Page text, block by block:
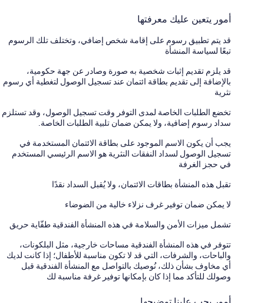
أمور يتعين عليك معرفتها
قد يتم تطبيق رسوم على إقامة شخص إضافي، وتختلف تلك الرسوم
تبعًا لسياسة المنشأة
قد يلزم تقديم إثبات شخصية به صورة وصادر عن جهة حكومية،
بالإضافة إلى تقديم بطاقة ائتمان عند تسجيل الوصول لتغطية أي رسوم
نثرية
تخضع الطلبات الخاصة لمدى التوفر وقت تسجيل الوصول، وقد تستلزم
سداد رسوم إضافية، ولا يمكن ضمان تلبية الطلبات الخاصة.
يجب أن يكون الاسم الموجود على بطاقة الائتمان المستخدمة في
تسجيل الوصول لسداد النفقات النثرية هو الاسم الرئيسي المستخدم
في حجز الغرفة
تقبل هذه المنشأة بطاقات الائتمان، ولا يُقبل السداد نقدًا
لا يمكن ضمان توفير غرف نزلاء خالية من الضوضاء
تشمل ميزات الأمن والسلامة في هذه المنشأة الفندقية طفّاية حريق
تتوفر في هذه المنشأة الفندقية مساحات خارجية، مثل البلكونات،
والباحات، والشرفات، التي قد لا تكون مناسبة للأطفال؛ إذا كانت لديك
أي مخاوف بشأن ذلك، نُوصيك بالتواصل مع المنشأة الفندقية قبل
وصولك للتأكد مما إذا كان بإمكانها توفير غرفة مناسبة لك